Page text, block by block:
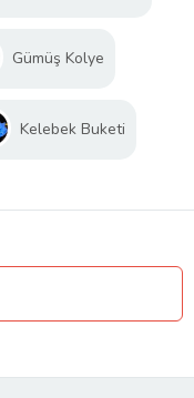
Gümüş Kolye
Kelebek Buketi